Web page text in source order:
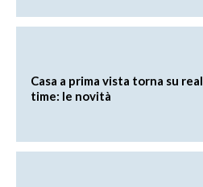
Casa a prima vista torna su real
time: le novità